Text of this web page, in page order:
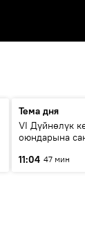
Тема дня
VI Дүйнөлүк
оюндарына
этапка жетти?
11:04 47 мин